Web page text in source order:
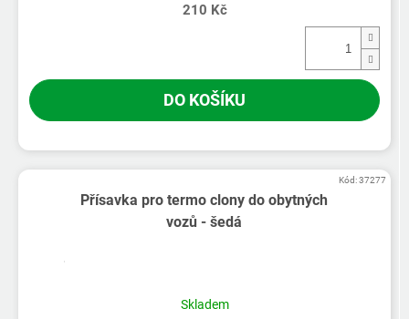
210 Kč
DO KOŠÍKU
Přísavka pro termo clony do obytných
vozů - šedá
Skladem
Kód:37277